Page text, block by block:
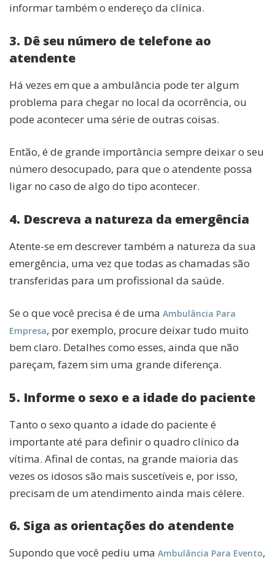
informar também o endereço da clínica.
3. Dê seu número de telefone ao
atendente
Há vezes em que a ambulância pode ter algum
problema para chegar no local da ocorrência, ou
pode acontecer uma série de outras coisas.
Então, é de grande importância sempre deixar o seu
número desocupado, para que o atendente possa
ligar no caso de algo do tipo acontecer.
4. Descreva a natureza da emergência
Atente-se em descrever também a natureza da sua
emergência, uma vez que todas as chamadas são
transferidas para um profissional da saúde.
Se o que você precisa é de uma Ambulância Para
Empresa, por exemplo, procure deixar tudo muito
bem claro. Detalhes como esses, ainda que não
pareçam, fazem sim uma grande diferença.
5. Informe o sexo e a idade do paciente
Tanto o sexo quanto a idade do paciente é
importante até para definir o quadro clínico da
vítima. Afinal de contas, na grande maioria das
vezes os idosos são mais suscetíveis e, por isso,
precisam de um atendimento ainda mais célere.
6. Siga as orientações do atendente
Supondo que você pediu uma Ambulância Para Evento,